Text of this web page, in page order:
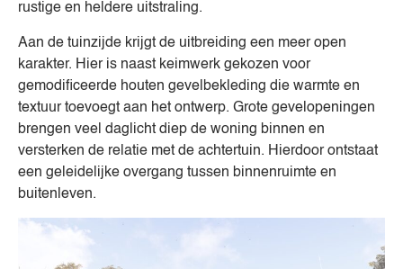
rustige en heldere uitstraling.
Aan de tuinzijde krijgt de uitbreiding een meer open
karakter. Hier is naast keimwerk gekozen voor
gemodificeerde houten gevelbekleding die warmte en
textuur toevoegt aan het ontwerp. Grote gevelopeningen
brengen veel daglicht diep de woning binnen en
versterken de relatie met de achtertuin. Hierdoor ontstaat
een geleidelijke overgang tussen binnenruimte en
buitenleven.